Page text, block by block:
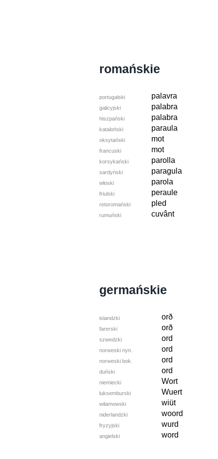
romańskie
portugalski palavra
galicyjski palabra
hiszpański palabra
kataloński paraula
oksytański mot
francuski mot
korsykański parolla
sardyński paragula
włoski parola
friulski peraule
retoromański pled
rumuński cuvânt
germańskie
islandzki orð
farerski orð
szwedzki ord
norweski nyn. ord
norweski bok. ord
duński ord
niemiecki Wort
luksemburski Wuert
wilamowski wiüt
niderlandzki woord
fryzyjski wurd
angielski word